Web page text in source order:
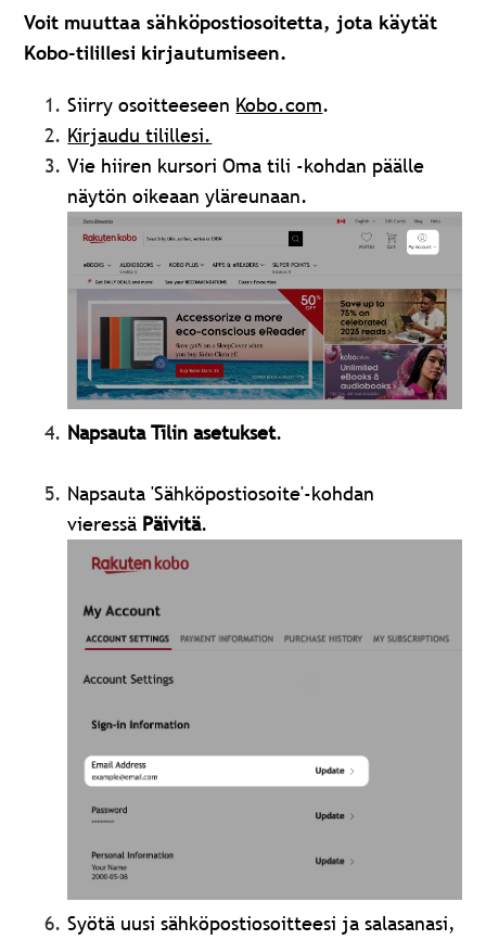
Voit muuttaa sähköpostiosoitetta, jota käytät
Kobo-tilillesi kirjautumiseen.
Siirry osoitteeseen Kobo.com.
Kirjaudu tilillesi.
Vie hiiren kursori Oma tili -kohdan päälle
näytön oikeaan yläreunaan.
Napsauta Tilin asetukset.
Napsauta 'Sähköpostiosoite'-kohdan
vieressä Päivitä.
Syötä uusi sähköpostiosoitteesi ja salasanasi,